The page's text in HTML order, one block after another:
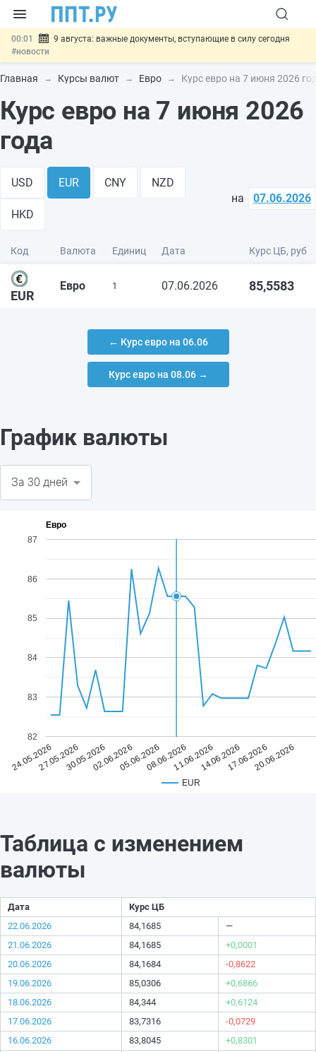
00:01
9 августа: важные документы, вступающие в силу сегодня
#новости
07.08 Подписан закон о блокировке продажи опасных товаров через
«Честный знак»#новости
07.08
Госпошлину за устранение ошибок в документах предлагают
07.08
отношений
Главная Курсы валют Евро Курс евро на 7 июня 2026
Курс евро на 7 июня 2026
года
USD EUR CNY NZD
HKD
на 07.06.2026
Код Валюта Единиц Дата Курс ЦБ, руб
EUR
Евро 1 07.06.2026 85,5583
← Курс евро на 06.06
Курс евро на 08.06 →
График валюты
Евро
EUR
24.05.202627.05.202630.05.202602.06.202605.06.202608.06.202611.06.202614.06.202617.06.202620.06.2026
82
83
84
85
86
87
Таблица с изменением
валюты
Дата
Курс ЦБ
22.06.2026
84,1685
—
21.06.2026
84,1685
+0,0001
20.06.2026
84,1684
-0,8622
19.06.2026
85,0306
+0,6866
18.06.2026
84,344
+0,6124
17.06.2026
83,7316
-0,0729
16.06.2026
83,8045
+0,8301